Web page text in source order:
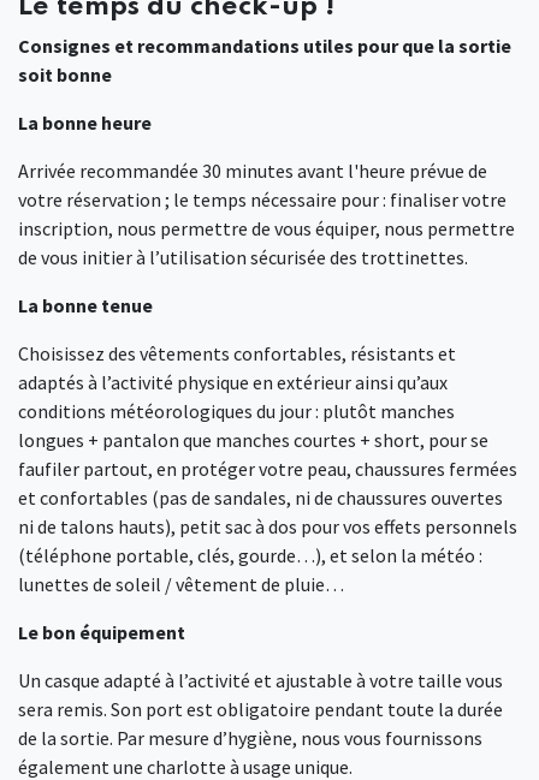
Le temps du check-up !
Consignes et recommandations utiles pour que la sortie
soit bonne
La bonne heure
Arrivée recommandée 30 minutes avant l'heure prévue de
votre réservation ; le temps nécessaire pour : finaliser votre
inscription, nous permettre de vous équiper, nous permettre
de vous initier à l’utilisation sécurisée des trottinettes.
La bonne tenue
Choisissez des vêtements confortables, résistants et
adaptés à l’activité physique en extérieur ainsi qu’aux
conditions météorologiques du jour : plutôt manches
longues + pantalon que manches courtes + short, pour se
faufiler partout, en protéger votre peau, chaussures fermées
et confortables (pas de sandales, ni de chaussures ouvertes
ni de talons hauts), petit sac à dos pour vos effets personnels
(téléphone portable, clés, gourde…), et selon la météo :
lunettes de soleil / vêtement de pluie…
Le bon équipement
Un casque adapté à l’activité et ajustable à votre taille vous
sera remis. Son port est obligatoire pendant toute la durée
de la sortie. Par mesure d’hygiène, nous vous fournissons
également une charlotte à usage unique.